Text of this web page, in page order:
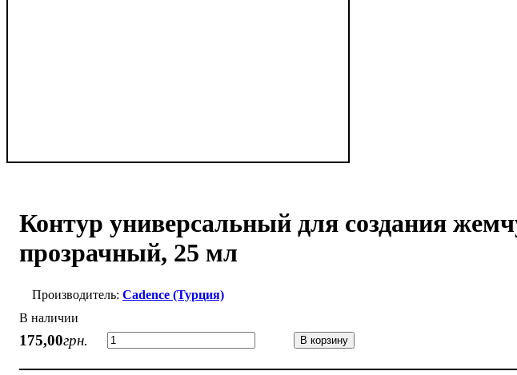
Контур универсальный для создания
прозрачный, 25 мл
Cadence (Турция)
В наличии
175,00грн. В корзину